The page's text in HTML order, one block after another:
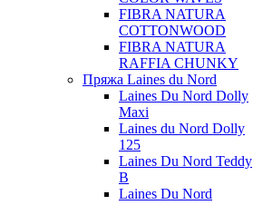
FIBRA NATURA
COTTONWOOD
FIBRA NATURA
RAFFIA CHUNKY
Пряжа Laines du Nord
Laines Du Nord Dolly
Maxi
Laines du Nord Dolly
125
Laines Du Nord Teddy
B
Laines Du Nord